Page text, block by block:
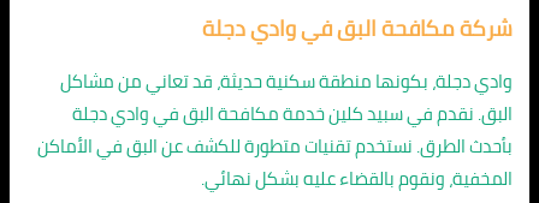
شركة مكافحة البق في وادي دجلة
وادي دجلة، بكونها منطقة سكنية حديثة، قد تعاني من مشاكل
البق. نقدم في سبيد كلين خدمة مكافحة البق في وادي دجلة
بأحدث الطرق. نستخدم تقنيات متطورة للكشف عن البق في الأماكن
المخفية، ونقوم بالقضاء عليه بشكل نهائي.